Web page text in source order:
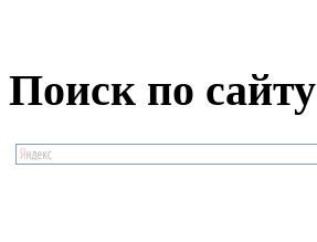
Поиск по сайту